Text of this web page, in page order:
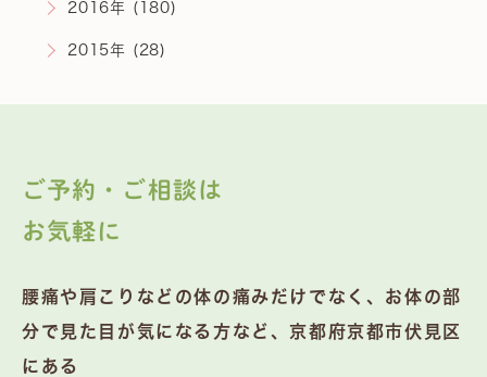
2016年 (180)
2015年 (28)
ご予約・ご相談は
お気軽に
腰痛や肩こりなどの体の痛みだけでなく、お体の部
分で見た目が気になる方など、京都府京都市伏見区
にある